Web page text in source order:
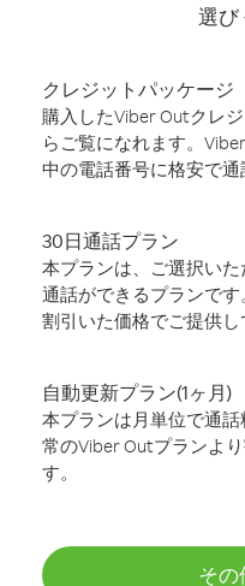
選び
クレジットパッケージ
購入したViber Outクレ
らご覧になれます。
中の電話番号に格安で通
30日通話プラン
本プランは、ご選択い
通話ができるプランで
割引いた価格でご提供し
自動更新プラン(1ヶ月)
本プランは月単位で通
常のViber Outプランよ
す。
その